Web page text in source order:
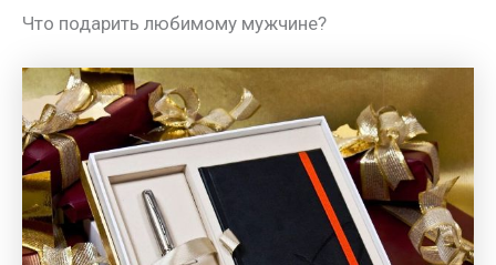
Что подарить любимому мужчине?